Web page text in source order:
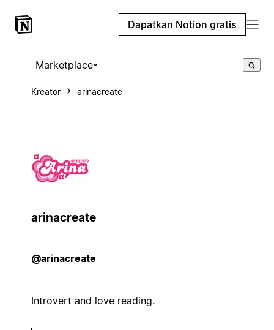
Dapatkan Notion gratis
Marketplace
Kreator arinacreate
arinacreate
@arinacreate
Introvert and love reading.